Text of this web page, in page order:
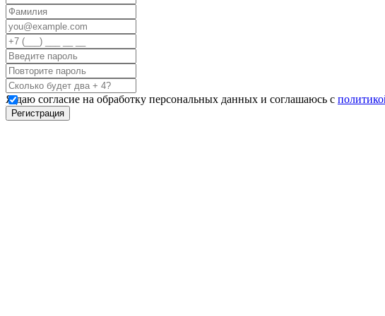
Я даю согласие на обработку персональных данных и соглашаюсь с
Регистрация